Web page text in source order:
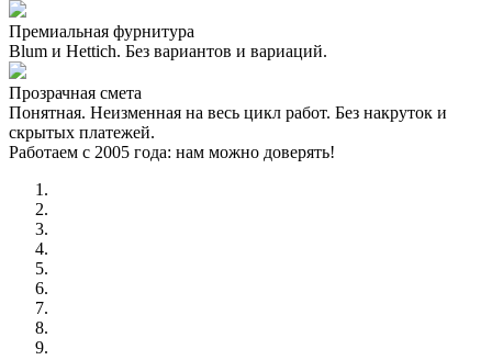
Премиальная фурнитура
Blum и Hettich. Без вариантов и вариаций.
Прозрачная смета
Понятная. Неизменная на весь цикл работ. Без накруток и
скрытых платежей.
Работаем с 2005 года: нам можно доверять!